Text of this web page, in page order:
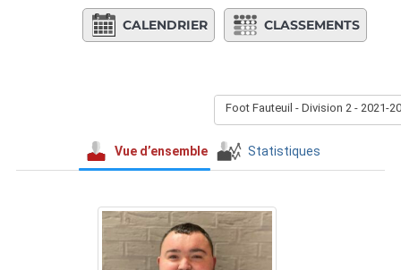
CALENDRIER CLASSEMENTS
Foot Fauteuil - Division 2 - 2021-
Vue d’ensemble Statistiques